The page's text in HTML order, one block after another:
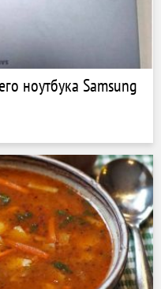
ноутбука Samsung